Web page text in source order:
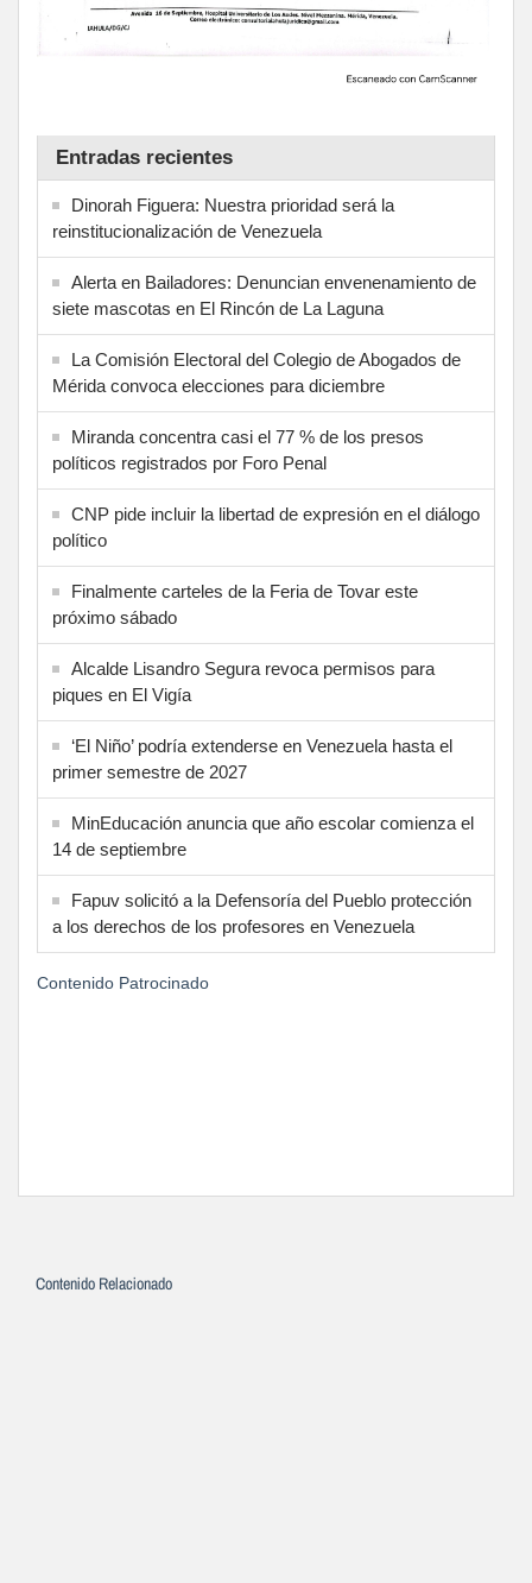
Entradas recientes
Dinorah Figuera: Nuestra prioridad será la
reinstitucionalización de Venezuela
Alerta en Bailadores: Denuncian envenenamiento de
siete mascotas en El Rincón de La Laguna
La Comisión Electoral del Colegio de Abogados de
Mérida convoca elecciones para diciembre
Miranda concentra casi el 77 % de los presos
políticos registrados por Foro Penal
CNP pide incluir la libertad de expresión en el diálogo
político
Finalmente carteles de la Feria de Tovar este
próximo sábado
Alcalde Lisandro Segura revoca permisos para
piques en El Vigía
‘El Niño’ podría extenderse en Venezuela hasta el
primer semestre de 2027
MinEducación anuncia que año escolar comienza el
14 de septiembre
Fapuv solicitó a la Defensoría del Pueblo protección
a los derechos de los profesores en Venezuela
Contenido Patrocinado
Contenido Relacionado